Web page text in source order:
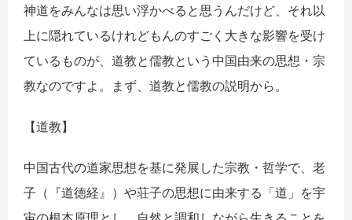
神道をみんなは思い浮かべると思うんだけど、それ以
上に隠れているけれどもんのすごく大きな影響を受け
ているものが、道教と儒教という中国由来の思想・宗
教なのですよ。まず、道教と儒教の説明から。
【道教】
中国古代の道家思想を基に発展した宗教・哲学で、老
子（『道徳経』）や荘子の思想に由来する「道」を宇